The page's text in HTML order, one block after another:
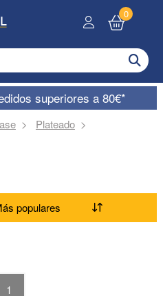
0
superiores a 80€*
Plateado
1